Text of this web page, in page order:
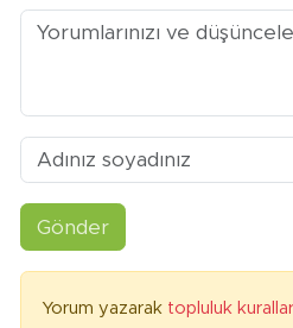
Gönder
Yorum yazarak topluluk